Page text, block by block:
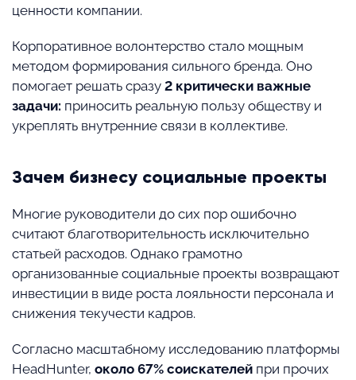
ценности компании.
Корпоративное волонтерство стало мощным
методом формирования сильного бренда. Оно
помогает решать сразу 2 критически важные
задачи: приносить реальную пользу обществу и
укреплять внутренние связи в коллективе.
Зачем бизнесу социальные проекты
Многие руководители до сих пор ошибочно
считают благотворительность исключительно
статьей расходов. Однако грамотно
организованные социальные проекты возвращают
инвестиции в виде роста лояльности персонала и
снижения текучести кадров.
Согласно масштабному исследованию платформы
HeadHunter, около 67% соискателей при прочих